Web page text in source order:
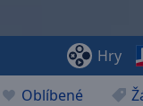
Oblíbené
Hry